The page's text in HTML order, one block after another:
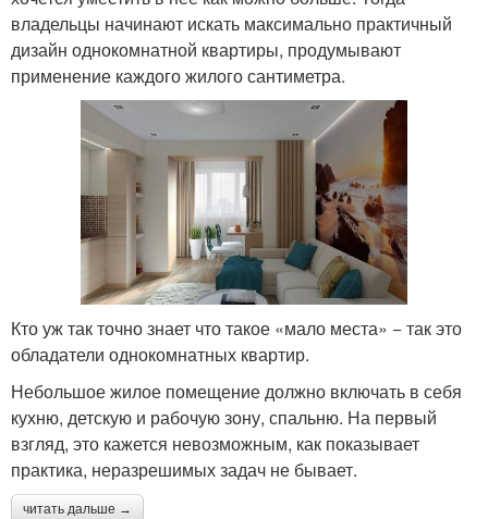
владельцы начинают искать максимально практичный
дизайн однокомнатной квартиры, продумывают
применение каждого жилого сантиметра.
Кто уж так точно знает что такое «мало места» − так это
обладатели однокомнатных квартир.
Небольшое жилое помещение должно включать в себя
кухню, детскую и рабочую зону, спальню. На первый
взгляд, это кажется невозможным, как показывает
практика, неразрешимых задач не бывает.
читать дальше →